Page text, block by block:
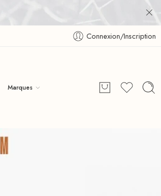
Connexion/Inscription
Marques